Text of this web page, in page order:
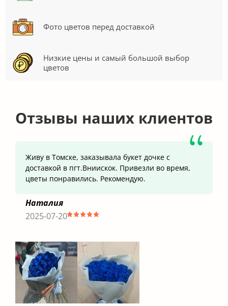
Фото цветов перед доставкой
Низкие цены и самый большой выбор
цветов
Отзывы наших клиентов
Живу в Томске, заказывала букет дочке с
доставкой в пгт.Вниискок. Привезли во время,
цветы понравились. Рекомендую.
Наталия
2025-07-20